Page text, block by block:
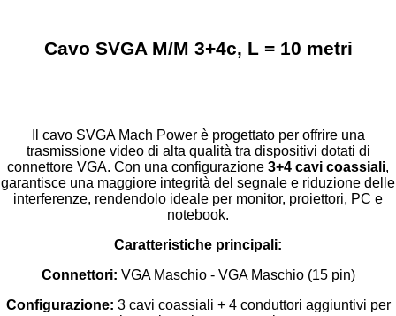
Cavo SVGA M/M 3+4c, L = 10 metri
Il cavo SVGA Mach Power è progettato per offrire una
trasmissione video di alta qualità tra dispositivi dotati di
connettore VGA. Con una configurazione 3+4 cavi coassiali,
garantisce una maggiore integrità del segnale e riduzione delle
interferenze, rendendolo ideale per monitor, proiettori, PC e
notebook.
Caratteristiche principali:
Connettori: VGA Maschio - VGA Maschio (15 pin)
Configurazione: 3 cavi coassiali + 4 conduttori aggiuntivi per